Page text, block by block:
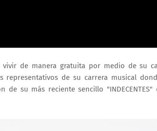
vivir de manera gratuita por medio de su
representativos de su carrera musical
su más reciente sencillo